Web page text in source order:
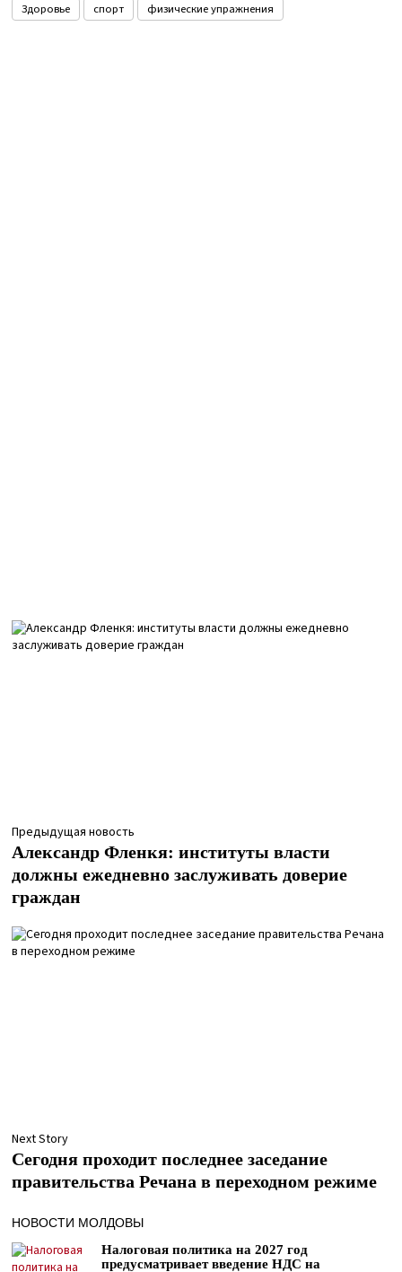
Здоровье спорт физические упражнения
Предыдущая новость
Александр Фленкя: институты власти
должны ежедневно заслуживать доверие
граждан
Next Story
Сегодня проходит последнее заседание
правительства Речана в переходном режиме
НОВОСТИ МОЛДОВЫ
Налоговая политика на 2027 год
предусматривает введение НДС на